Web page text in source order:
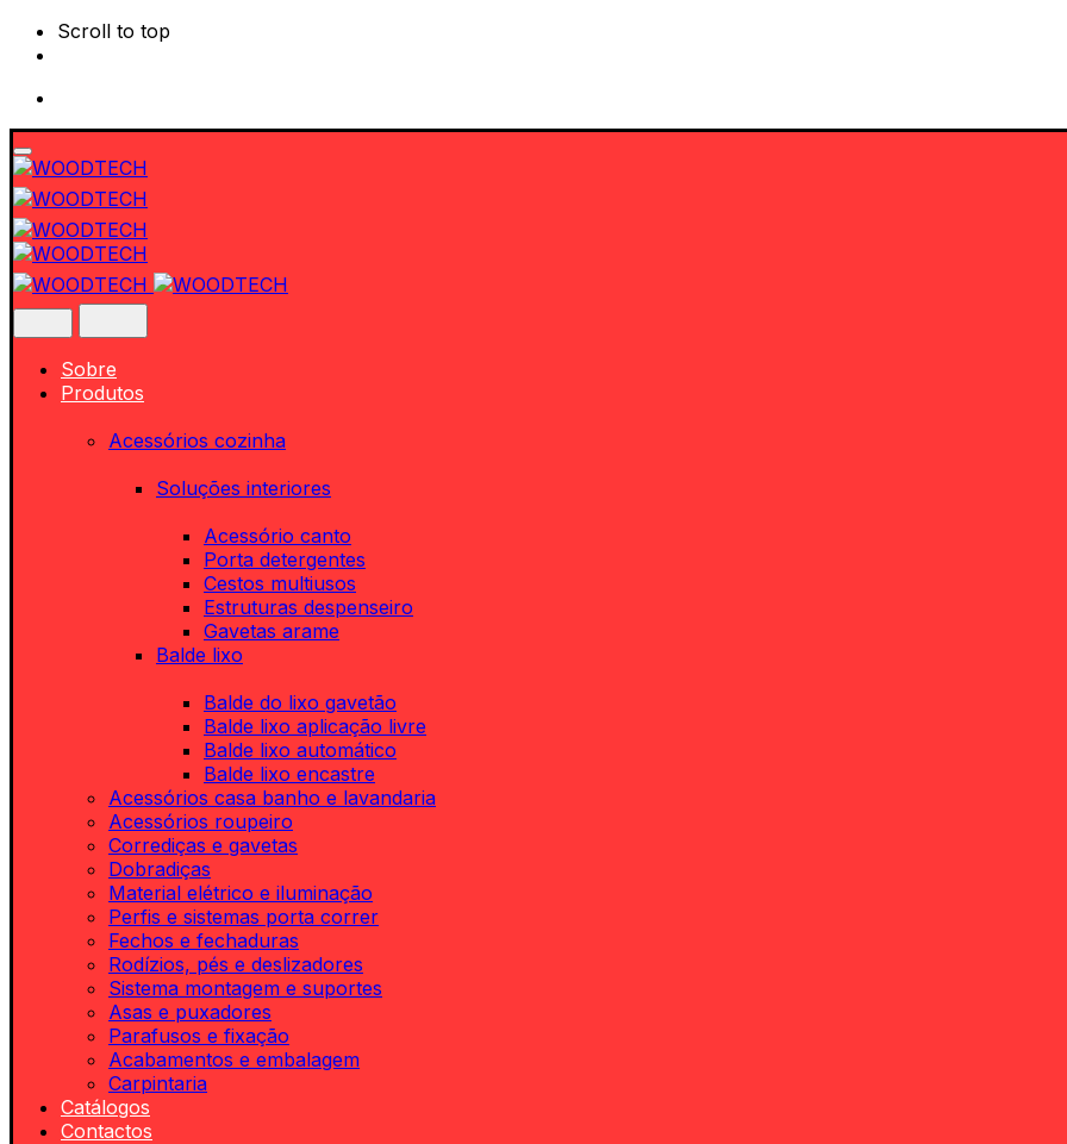
Scroll to top
Skip
to
content
Sobre
Produtos
Acessórios cozinha
Soluções interiores
Acessório canto
Porta detergentes
Cestos multiusos
Estruturas despenseiro
Gavetas arame
Balde lixo
Balde do lixo gavetão
Balde lixo aplicação livre
Balde lixo automático
Balde lixo encastre
Acessórios casa banho e lavandaria
Acessórios roupeiro
Corrediças e gavetas
Dobradiças
Material elétrico e iluminação
Perfis e sistemas porta correr
Fechos e fechaduras
Rodízios, pés e deslizadores
Sistema montagem e suportes
Asas e puxadores
Parafusos e fixação
Acabamentos e embalagem
Carpintaria
Catálogos
Contactos